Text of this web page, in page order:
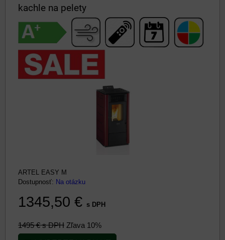
kachle na pelety
ARTEL EASY M
Dostupnosť: Na otázku
1345,50 € s DPH
1495 €s DPH Zľava 10%